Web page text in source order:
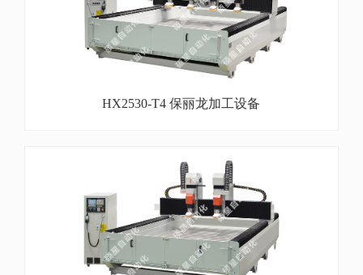
HX2530-T4 保丽龙加工设备